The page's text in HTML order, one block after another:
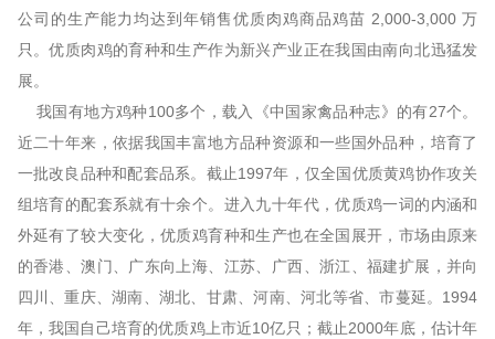
公司的生产能力均达到年销售优质肉鸡商品鸡苗 2,000-3,000 万
只。优质肉鸡的育种和生产作为新兴产业正在我国由南向北迅猛发
展。
我国有地方鸡种100多个，载入《中国家禽品种志》的有27个。
近二十年来，依据我国丰富地方品种资源和一些国外品种，培育了
一批改良品种和配套品系。截止1997年，仅全国优质黄鸡协作攻关
组培育的配套系就有十余个。进入九十年代，优质鸡一词的内涵和
外延有了较大变化，优质鸡育种和生产也在全国展开，市场由原来
的香港、澳门、广东向上海、江苏、广西、浙江、福建扩展，并向
四川、重庆、湖南、湖北、甘肃、河南、河北等省、市蔓延。1994
年，我国自己培育的优质鸡上市近10亿只；截止2000年底，估计年